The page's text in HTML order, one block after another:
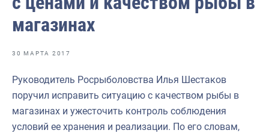
Отраслевые СМИ
Выставки и конференции
Научно-практическая литература
Рыбоохрана России
Отрасль в цифрах
Инфографика
магазинах
30 МАРТА 2017
Руководитель Росрыболовства Илья Шестаков
поручил исправить ситуацию с качеством рыбы в
магазинах и ужесточить контроль соблюдения
условий ее хранения и реализации. По его словам,